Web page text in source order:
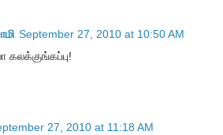
September 27, 2010 at 10:50 AM
கலக்குங்கப்பு!
27, 2010 at 11:18 AM